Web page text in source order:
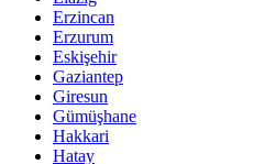
Erzincan
Erzurum
Eskişehir
Gaziantep
Giresun
Gümüşhane
Hakkari
Hatay